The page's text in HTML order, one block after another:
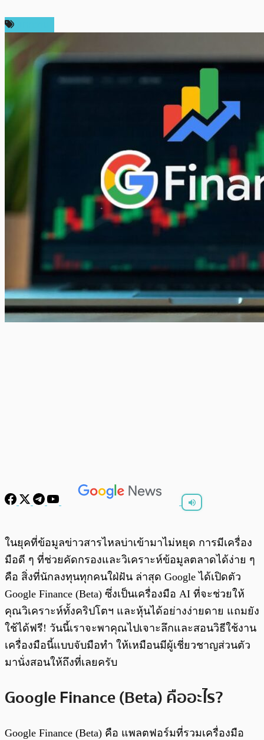
ในยุคที่ข้อมูลข่าวสารไหลบ่าเข้ามาไม่หยุด การมีเครื่อง
มือดี ๆ ที่ช่วยคัดกรองและวิเคราะห์ข้อมูลตลาดได้ง่าย ๆ
คือ สิ่งที่นักลงทุนทุกคนใฝ่ฝัน ล่าสุด Google ได้เปิดตัว
Google Finance (Beta) ซึ่งเป็นเครื่องมือ AI ที่จะช่วยให้
คุณวิเคราะห์ทั้งคริปโตฯ และหุ้นได้อย่างง่ายดาย แถมยัง
ใช้ได้ฟรี! วันนี้เราจะพาคุณไปเจาะลึกและสอนวิธีใช้งาน
เครื่องมือนี้แบบจับมือทำ ให้เหมือนมีผู้เชี่ยวชาญส่วนตัว
มานั่งสอนให้ถึงที่เลยครับ
Google Finance (Beta) คืออะไร?
Google Finance (Beta) คือ แพลตฟอร์มที่รวมเครื่องมือ